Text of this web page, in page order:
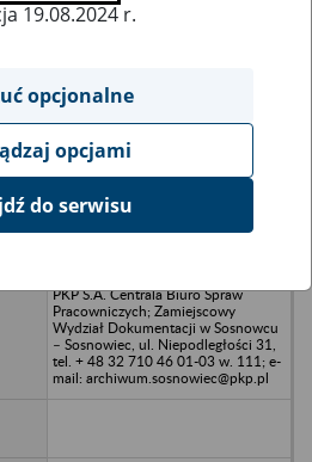
bazy
CS Szkolenie i Doradztwo Sp. z o.o. -
PKP S.A. Centrala Biuro Spraw
Pracowniczych; Zamiejscowy
Wydział Dokumentacji w Sosnowcu
– Sosnowiec, ul. Niepodległości 31,
tel. + 48 32 710 46 01-03 w. 111; e-
mail: archiwum.sosnowiec@pkp.pl
19.08.2024 r.
opcjonalne
opcjami
do serwisu